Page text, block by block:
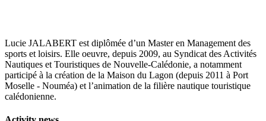
Lucie JALABERT est diplômée d’un Master en Management des
sports et loisirs. Elle oeuvre, depuis 2009, au Syndicat des Activités
Nautiques et Touristiques de Nouvelle-Calédonie, a notamment
participé à la création de la Maison du Lagon (depuis 2011 à Port
Moselle - Nouméa) et l’animation de la filière nautique touristique
calédonienne.